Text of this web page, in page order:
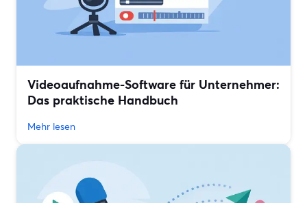
Videoaufnahme-Software für Unternehmer:
Das praktische Handbuch
Mehr lesen